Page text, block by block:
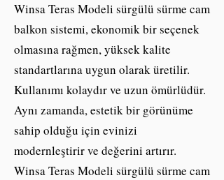
Winsa Teras Modeli sürgülü sürme cam
balkon sistemi, ekonomik bir seçenek
olmasına rağmen, yüksek kalite
standartlarına uygun olarak üretilir.
Kullanımı kolaydır ve uzun ömürlüdür.
Aynı zamanda, estetik bir görünüme
sahip olduğu için evinizi
modernleştirir ve değerini artırır.
Winsa Teras Modeli sürgülü sürme cam